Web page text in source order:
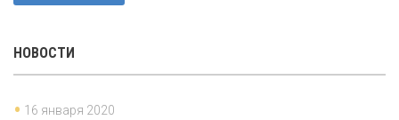
НОВОСТИ
16 января 2020